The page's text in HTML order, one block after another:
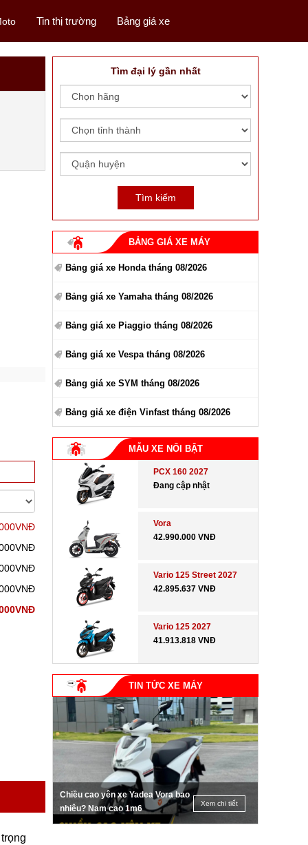
Tin thị trường Bảng giá xe
Tìm đại lý gần nhất
BẢNG GIÁ XE MÁY
Bảng giá xe Honda tháng 08/2026
Bảng giá xe Yamaha tháng 08/2026
Bảng giá xe Piaggio tháng 08/2026
Bảng giá xe Vespa tháng 08/2026
Bảng giá xe SYM tháng 08/2026
Bảng giá xe điện Vinfast tháng 08/2026
MẪU XE NỔI BẬT
PCX 160 2027
Đang cập nhật
Vora
42.990.000 VNĐ
Vario 125 Street 2027
42.895.637 VNĐ
Vario 125 2027
41.913.818 VNĐ
TIN TỨC XE MÁY
Chiều cao yên xe Yadea Vora bao
nhiêu? Nam cao 1m6
Xem chi tiết